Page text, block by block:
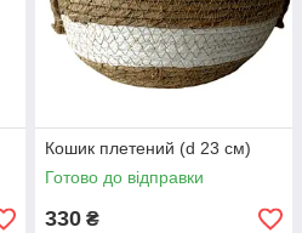
Кошик плетений (d 23 см)
Готово до відправки
330 ₴